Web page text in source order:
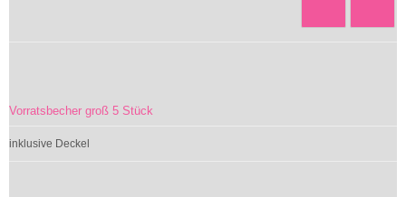
Vorratsbecher groß 5 Stück
inklusive Deckel